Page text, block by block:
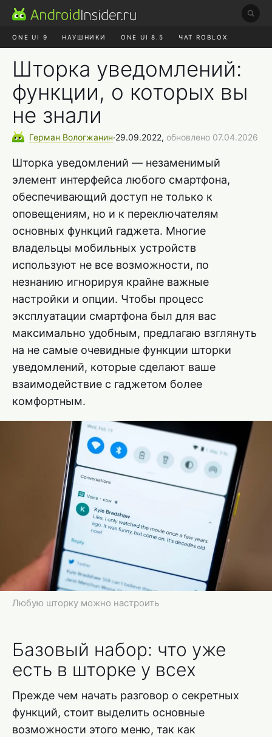
ONE UI 9 НАУШНИКИ ONE UI 8.5 ЧАТ ROBLOX
Шторка уведомлений:
функции, о которых вы
не знали
Герман Вологжанин∙29.09.2022, обновлено 07.04.2026
Шторка уведомлений — незаменимый
элемент интерфейса любого смартфона,
обеспечивающий доступ не только к
оповещениям, но и к переключателям
основных функций гаджета. Многие
владельцы мобильных устройств
используют не все возможности, по
незнанию игнорируя крайне важные
настройки и опции. Чтобы процесс
эксплуатации смартфона был для вас
максимально удобным, предлагаю взглянуть
на не самые очевидные функции шторки
уведомлений, которые сделают ваше
взаимодействие с гаджетом более
комфортным.
Любую шторку можно настроить
Базовый набор: что уже
есть в шторке у всех
Прежде чем начать разговор о секретных
функций, стоит выделить основные
возможности этого меню, так как